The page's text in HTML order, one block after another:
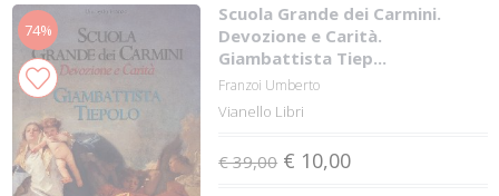
74%
Scuola Grande dei Carmini.
Devozione e Carità.
Giambattista Tiep...
Franzoi Umberto
Vianello Libri
€ 39,00 € 10,00